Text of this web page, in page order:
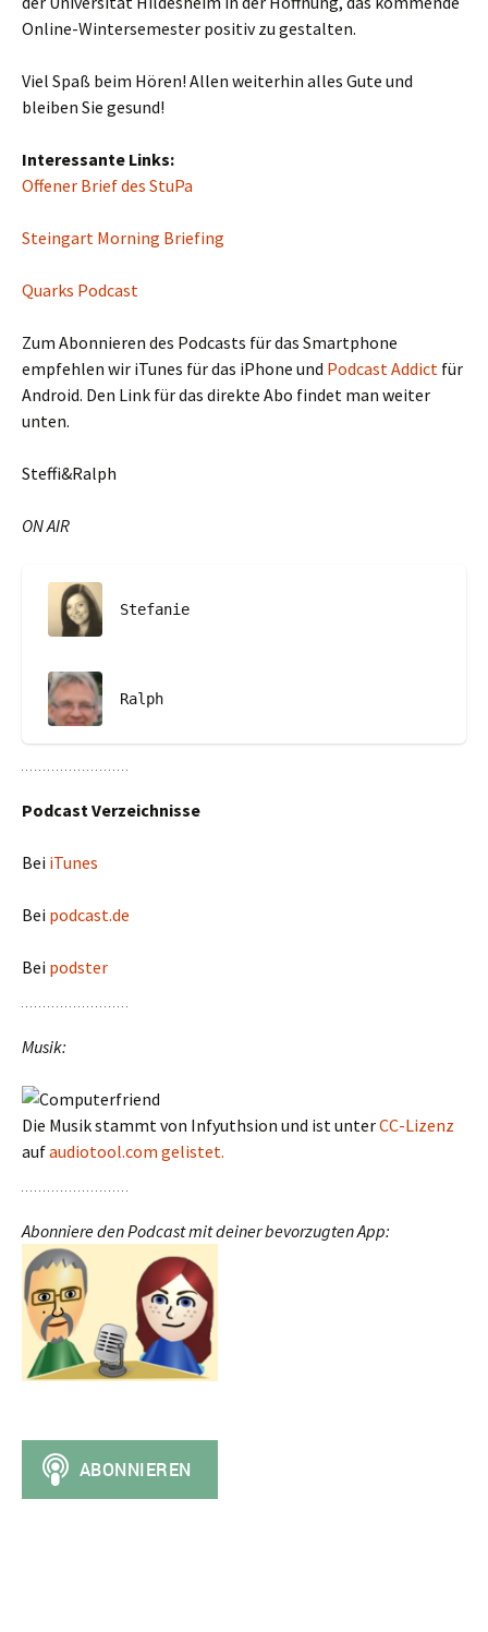
Online-Wintersemester positiv zu gestalten.
Viel Spaß beim Hören! Allen weiterhin alles Gute und
bleiben Sie gesund!
Interessante Links:
Offener Brief des StuPa
Steingart Morning Briefing
Quarks Podcast
Zum Abonnieren des Podcasts für das Smartphone
empfehlen wir iTunes für das iPhone und Podcast Addict für
Android. Den Link für das direkte Abo findet man weiter
unten.
Steffi&Ralph
ON AIR
Stefanie
Ralph
Podcast Verzeichnisse
Bei iTunes
Bei podcast.de
Bei podster
Musik:
Die Musik stammt von Infyuthsion und ist unterCC-Lizenz
aufaudiotool.com gelistet.
Abonniere den Podcast mit deiner bevorzugten App: